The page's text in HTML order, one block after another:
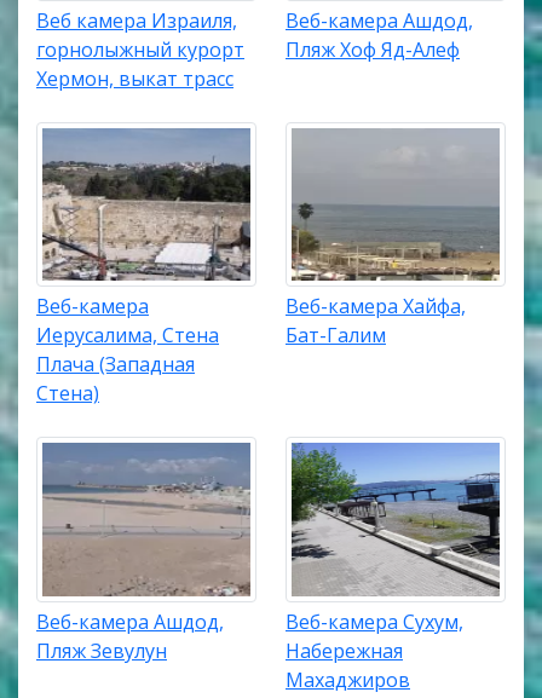
Веб камера Израиля,
горнолыжный курорт
Хермон, выкат трасс
Веб-камера Ашдод,
Пляж Хоф Яд-Алеф
Веб-камера
Иерусалима, Стена
Плача (Западная
Стена)
Веб-камера Хайфа,
Бат-Галим
Веб-камера Ашдод,
Пляж Зевулун
Веб-камера Сухум,
Набережная
Махаджиров